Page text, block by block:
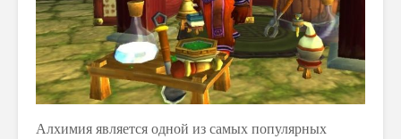
Алхимия является одной из самых популярных